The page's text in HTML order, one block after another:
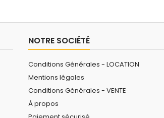
NOTRE SOCIÉTÉ
Conditions Générales - LOCATION
Mentions légales
Conditions Générales - VENTE
À propos